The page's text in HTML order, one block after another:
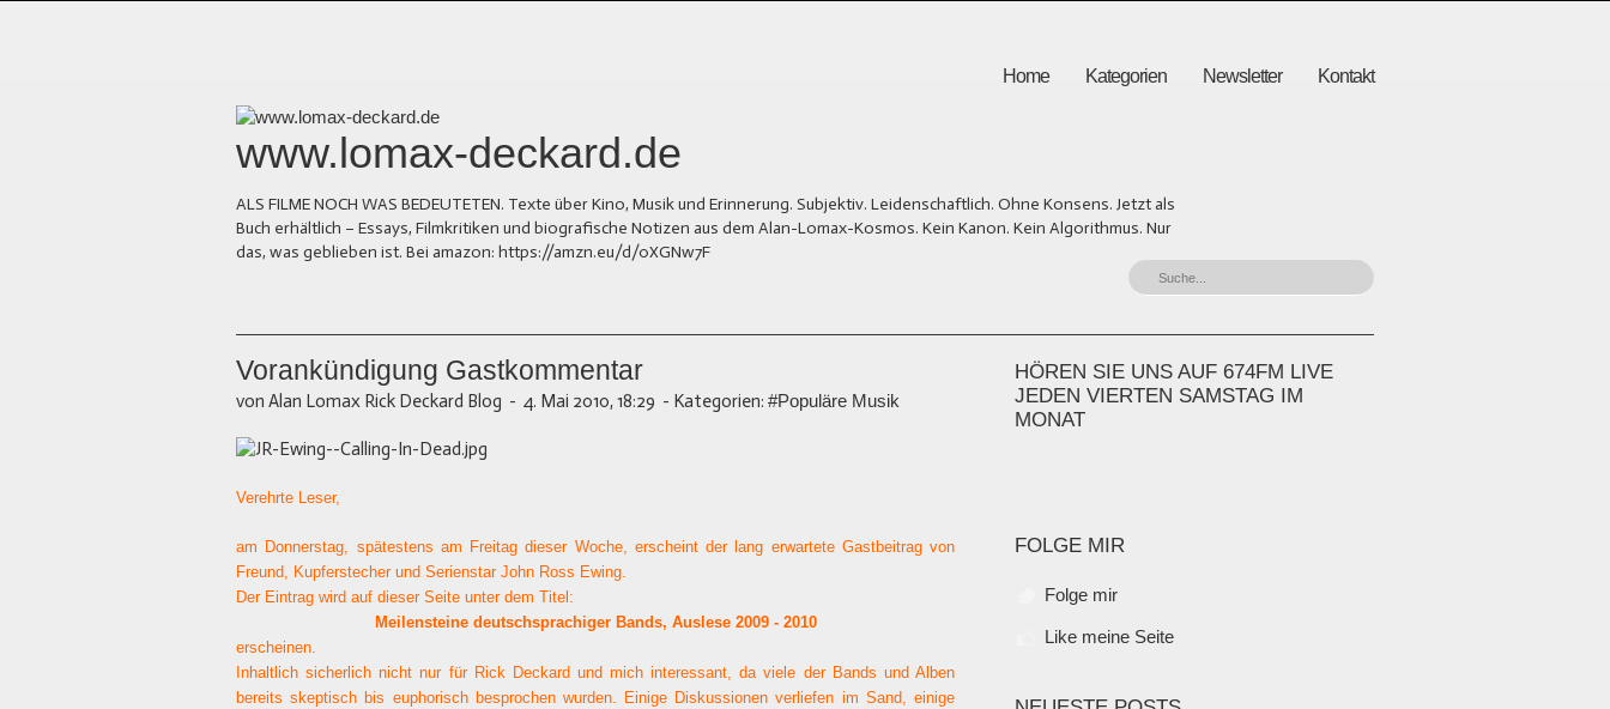
Home Kategorien Newsletter Kontakt
www.lomax-deckard.de
ALS FILME NOCH WAS BEDEUTETEN. Texte über Kino, Musik und Erinnerung. Subjektiv. Leidenschaftlich. Ohne Konsens. Jetzt als
Buch erhältlich – Essays, Filmkritiken und biografische Notizen aus dem Alan-Lomax-Kosmos. Kein Kanon. Kein Algorithmus. Nur
das, was geblieben ist. Bei amazon: https://amzn.eu/d/0XGNw7F
Vorankündigung Gastkommentar
von Alan Lomax Rick Deckard Blog - 4. Mai 2010, 18:29 - Kategorien: #Populäre Musik
Verehrte Leser,
am Donnerstag, spätestens am Freitag dieser Woche, erscheint der lang erwartete Gastbeitrag von
Freund, Kupferstecher und Serienstar John Ross Ewing.
Der Eintrag wird auf dieser Seite unter dem Titel:
Meilensteine deutschsprachiger Bands, Auslese 2009 - 2010
erscheinen.
Inhaltlich sicherlich nicht nur für Rick Deckard und mich interessant, da viele der Bands und Alben
bereits skeptisch bis euphorisch besprochen wurden. Einige Diskussionen verliefen im Sand, einige
HÖREN SIE UNS AUF 674FM LIVE
JEDEN VIERTEN SAMSTAG IM
MONAT
FOLGE MIR
Folge mir
Like meine Seite